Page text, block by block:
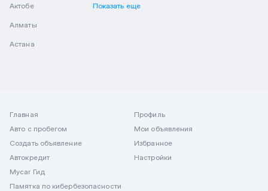
Актобе
Алматы
Астана
Показать еще
Главная
Авто с пробегом
Создать объявление
Автокредит
Mycar Гид
Памятка по кибербезопасности
Профиль
Мои объявления
Избранное
Настройки